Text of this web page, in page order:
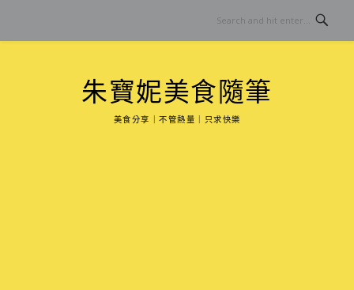
content
朱寶妮美食隨筆
美食分享｜不管熱量｜只求快樂